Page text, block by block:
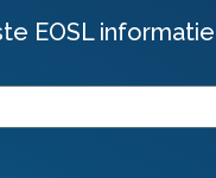
EOSL